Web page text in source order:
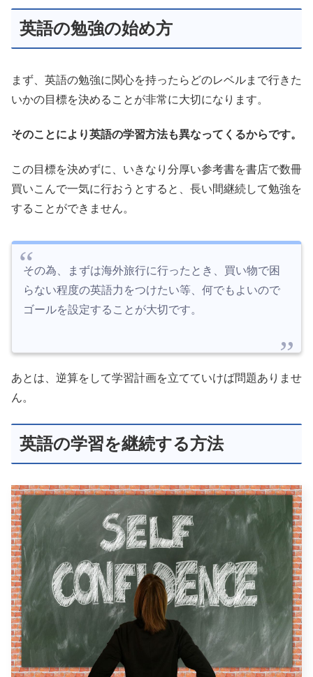
英語の勉強の始め方
まず、英語の勉強に関心を持ったらどのレベルまで行きた
いかの目標を決めることが非常に大切になります。
そのことにより英語の学習方法も異なってくるからです。
この目標を決めずに、いきなり分厚い参考書を書店で数冊
買いこんで一気に行おうとすると、長い間継続して勉強を
することができません。
その為、まずは海外旅行に行ったとき、買い物で困
らない程度の英語力をつけたい等、何でもよいので
ゴールを設定することが大切です。
あとは、逆算をして学習計画を立てていけば問題ありませ
ん。
英語の学習を継続する方法